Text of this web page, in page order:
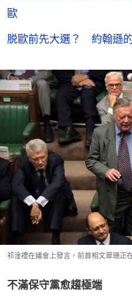
歐
脱歐前先大選？ 約翰遜
祁淦禮在議會上發言，前首相文翠珊正
不滿保守黨愈趨極端